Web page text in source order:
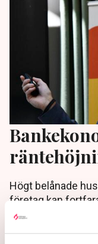
Högt belånade
företag kan
lämnas
bolånebanken